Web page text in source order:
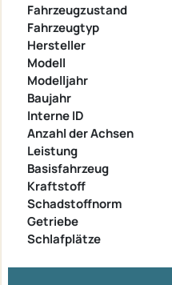
Fahrzeugzustand
Fahrzeugtyp
Hersteller
Modell
Modelljahr
Baujahr
Interne ID
Anzahl der Achsen
Leistung
Basisfahrzeug
Kraftstoff
Schadstoffnorm
Getriebe
Schlafplätze